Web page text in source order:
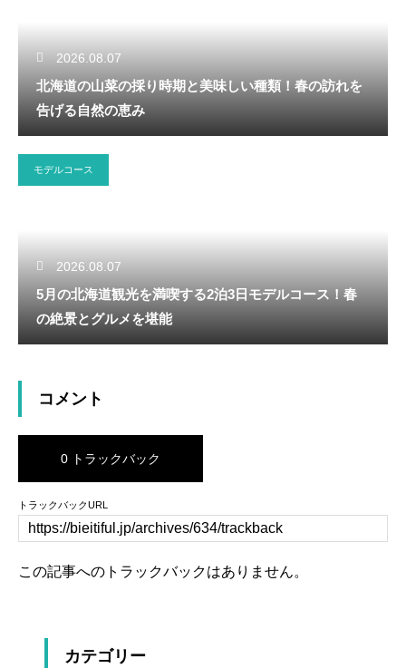
2026.08.07
北海道の山菜の採り時期と美味しい種類！春の訪れを
告げる自然の恵み
モデルコース
2026.08.07
5月の北海道観光を満喫する2泊3日モデルコース！春
の絶景とグルメを堪能
コメント
0 トラックバック
トラックバックURL
この記事へのトラックバックはありません。
カテゴリー